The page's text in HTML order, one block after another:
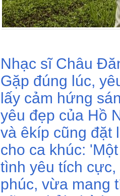
Nhạc sĩ Châu
Gặp đúng lúc,
lấy cảm hứng
yêu đẹp của Hồ
và êkíp cũng đặt
cho ca khúc:
tình yêu tích
phúc, vừa mang